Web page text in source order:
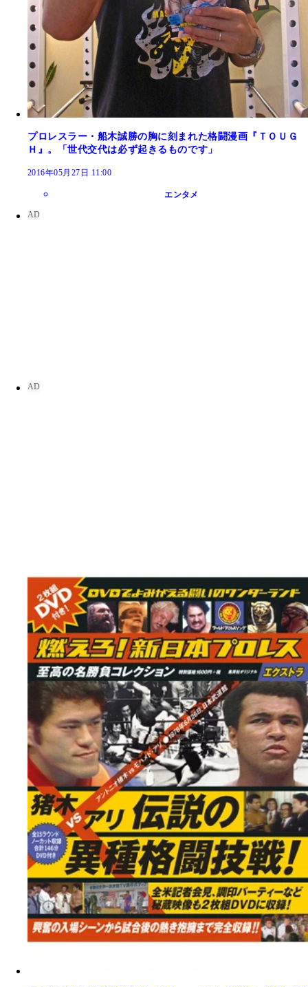
プロレスラー・船木誠勝の胸に刻まれた格闘漫画『ＴＯＵＧ
Ｈ』。「世代交代は必ず起きるものです」
2016年05月27日 11:00
エンタメ